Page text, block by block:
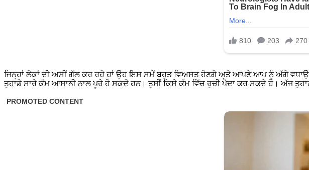
ਜਿਨ੍ਹਾਂ ਲੋਕਾਂ ਦੀ ਅਸੀਂ ਗੱਲ ਕਰ ਰਹੇ ਹਾਂ ਉਹ ਇਸ ਸਮੇਂ ਬਹੁਤ ਵਿਅਸਤ ਹੋਣਗੇ ਅਤੇ ਆਪਣੇ ਆਪ ਨੂੰ ਅੱਗੇ
ਤੁਹਾਡੇ ਸਾਰੇ ਕੰਮ ਆਸਾਨੀ ਨਾਲ ਪੂਰੇ ਹੋ ਸਕਦੇ ਹਨ। ਤੁਸੀਂ ਕਿਸੇ ਕੰਮ ਵਿੱਚ ਰੁਚੀ ਪੈਦਾ ਕਰ ਸਕਦੇ ਹੋ। ਅੱਜ